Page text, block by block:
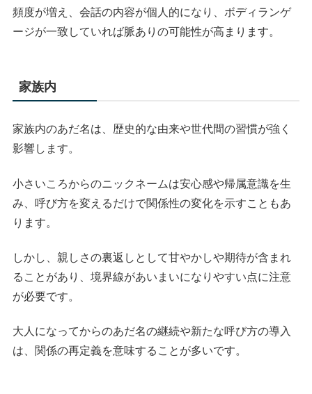
頻度が増え、会話の内容が個人的になり、ボディランゲ
ージが一致していれば脈ありの可能性が高まります。
家族内
家族内のあだ名は、歴史的な由来や世代間の習慣が強く
影響します。
小さいころからのニックネームは安心感や帰属意識を生
み、呼び方を変えるだけで関係性の変化を示すこともあ
ります。
しかし、親しさの裏返しとして甘やかしや期待が含まれ
ることがあり、境界線があいまいになりやすい点に注意
が必要です。
大人になってからのあだ名の継続や新たな呼び方の導入
は、関係の再定義を意味することが多いです。